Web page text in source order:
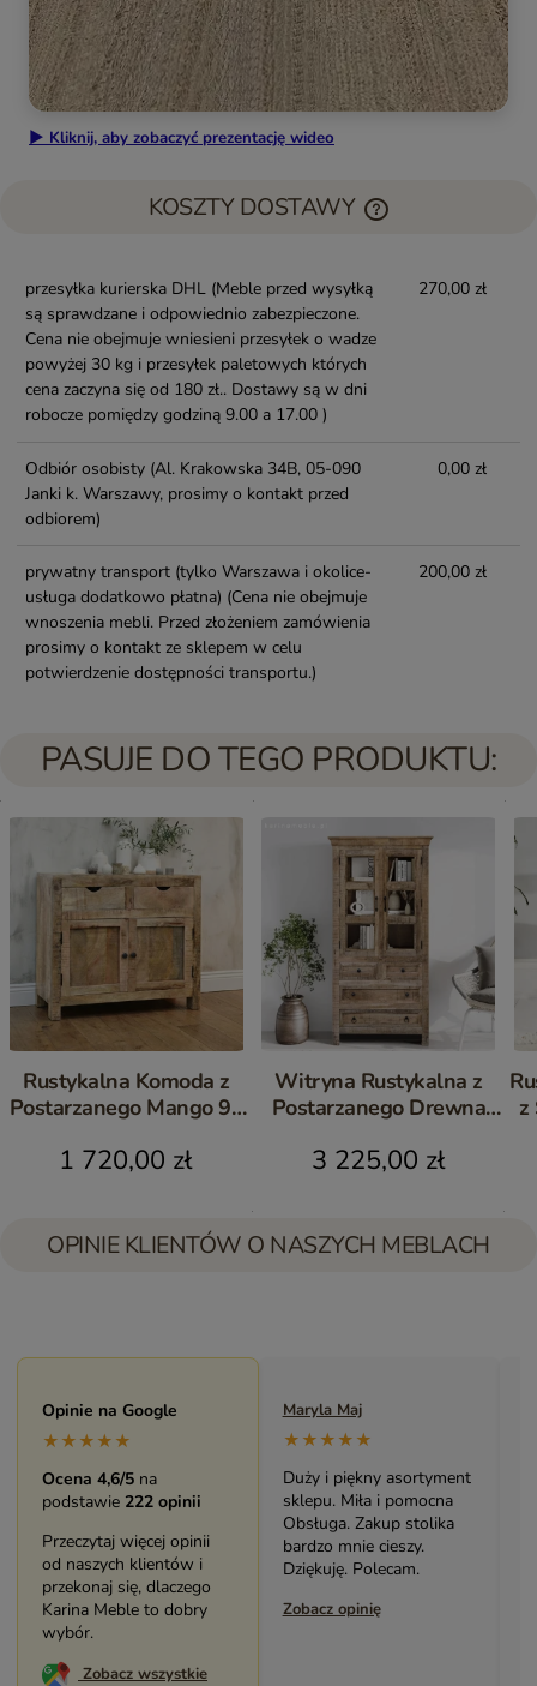
▶ Kliknij, aby zobaczyć prezentację wideo
KOSZTY DOSTAWY
przesyłka kurierska DHL (Meble przed wysyłką
są sprawdzane i odpowiednio zabezpieczone.
Cena nie obejmuje wniesieni przesyłek o wadze
powyżej 30 kg i przesyłek paletowych których
cena zaczyna się od 180 zł.. Dostawy są w dni
robocze pomiędzy godziną 9.00 a 17.00 )
270,00 zł
Odbiór osobisty (Al. Krakowska 34B, 05-090
Janki k. Warszawy, prosimy o kontakt przed
odbiorem)
0,00 zł
prywatny transport (tylko Warszawa i okolice-
usługa dodatkowo płatna) (Cena nie obejmuje
wnoszenia mebli. Przed złożeniem zamówienia
prosimy o kontakt ze sklepem w celu
potwierdzenie dostępności transportu.)
200,00 zł
PASUJE DO TEGO PRODUKTU:
Rustykalna Komoda z
Postarzanego Mango 90
1 720,00 zł
Witryna Rustykalna z
Postarzanego Drewna
3 225,00 zł
z
OPINIE KLIENTÓW O NASZYCH MEBLACH
Opinie na Google
★★★★★
Ocena 4,6/5 na
podstawie 222 opinii
Przeczytaj więcej opinii
od naszych klientów i
przekonaj się, dlaczego
Karina Meble to dobry
wybór.
Zobacz wszystkie
Maryla Maj
★★★★★
Duży i piękny asortyment
sklepu. Miła i pomocna
bardzo mnie cieszy.
Dziękuję. Polecam.
Zobacz opinię
Monika Andrzejewska
★★★★★
Bardzo solidny, piękny
mebel (biblioteczka).
Świetny kontakt z
pracownikami sklepu.
Polecam serdecznie.
Zobacz opinię